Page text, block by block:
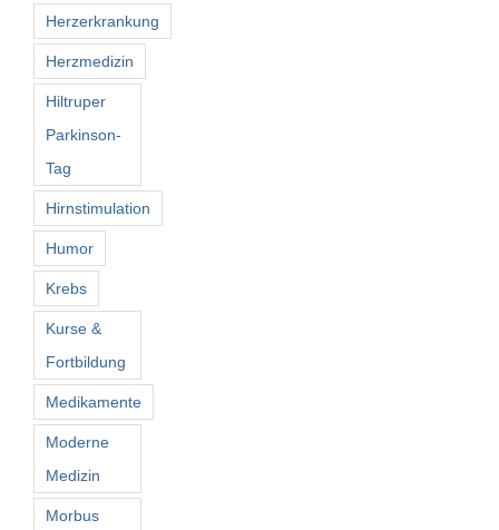
Herzerkrankung
Herzmedizin
Hiltruper
Parkinson-
Tag
Hirnstimulation
Humor
Krebs
Kurse &
Fortbildung
Medikamente
Moderne
Medizin
Morbus